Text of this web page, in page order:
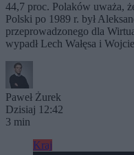
44,7 proc. Polaków uważa,
Polski po 1989 r. był
przeprowadzonego dla
wypadł Lech Wałęsa i
Paweł Żurek
Dzisiaj 12:42
3 min
Kraj